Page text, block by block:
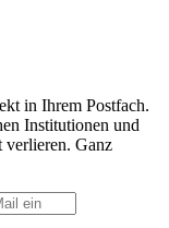
in Ihrem Postfach.
Institutionen und
verlieren. Ganz